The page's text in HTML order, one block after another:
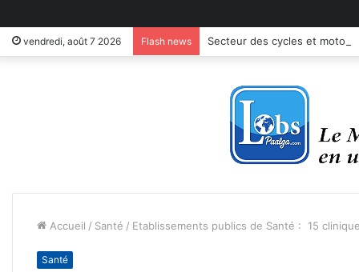
vendredi, août 7 2026 Flash news Secteur des cycles et
Accueil / Santé / Etablissements publics de Santé : 15
Santé